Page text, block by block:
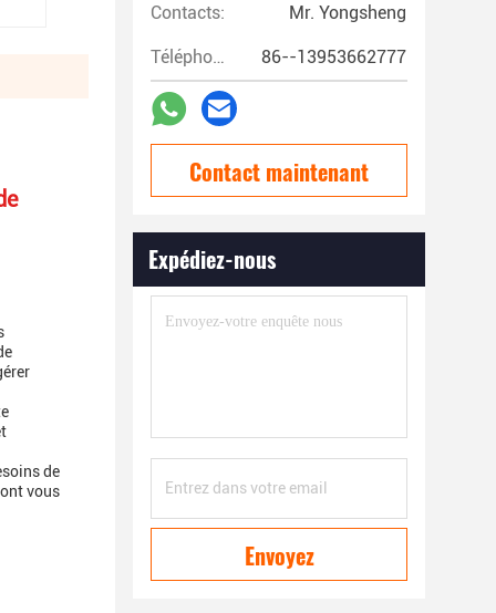
de
vous
Contacts: Mr. Yongsheng
Téléphone: 86--13953662777
Contact maintenant
Expédiez-nous
Envoyez